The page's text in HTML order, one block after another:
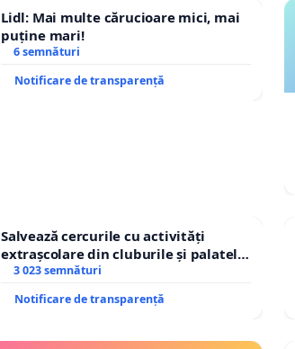
Lidl: Mai multe cărucioare mici, mai
puține mari!
6 semnături
Notificare de transparență
Salvează cercurile cu activități
extrașcolare din cluburile și palatele
copiilor
3 023 semnături
Notificare de transparență